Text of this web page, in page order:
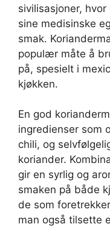
sivilisasjoner,
sine medisinske
smak.
populær måte å
på, spesielt i
kjøkken.
En god
ingredienser som
chili, og
koriander.
gir en syrlig og
smaken på både
de som
man også tilsette